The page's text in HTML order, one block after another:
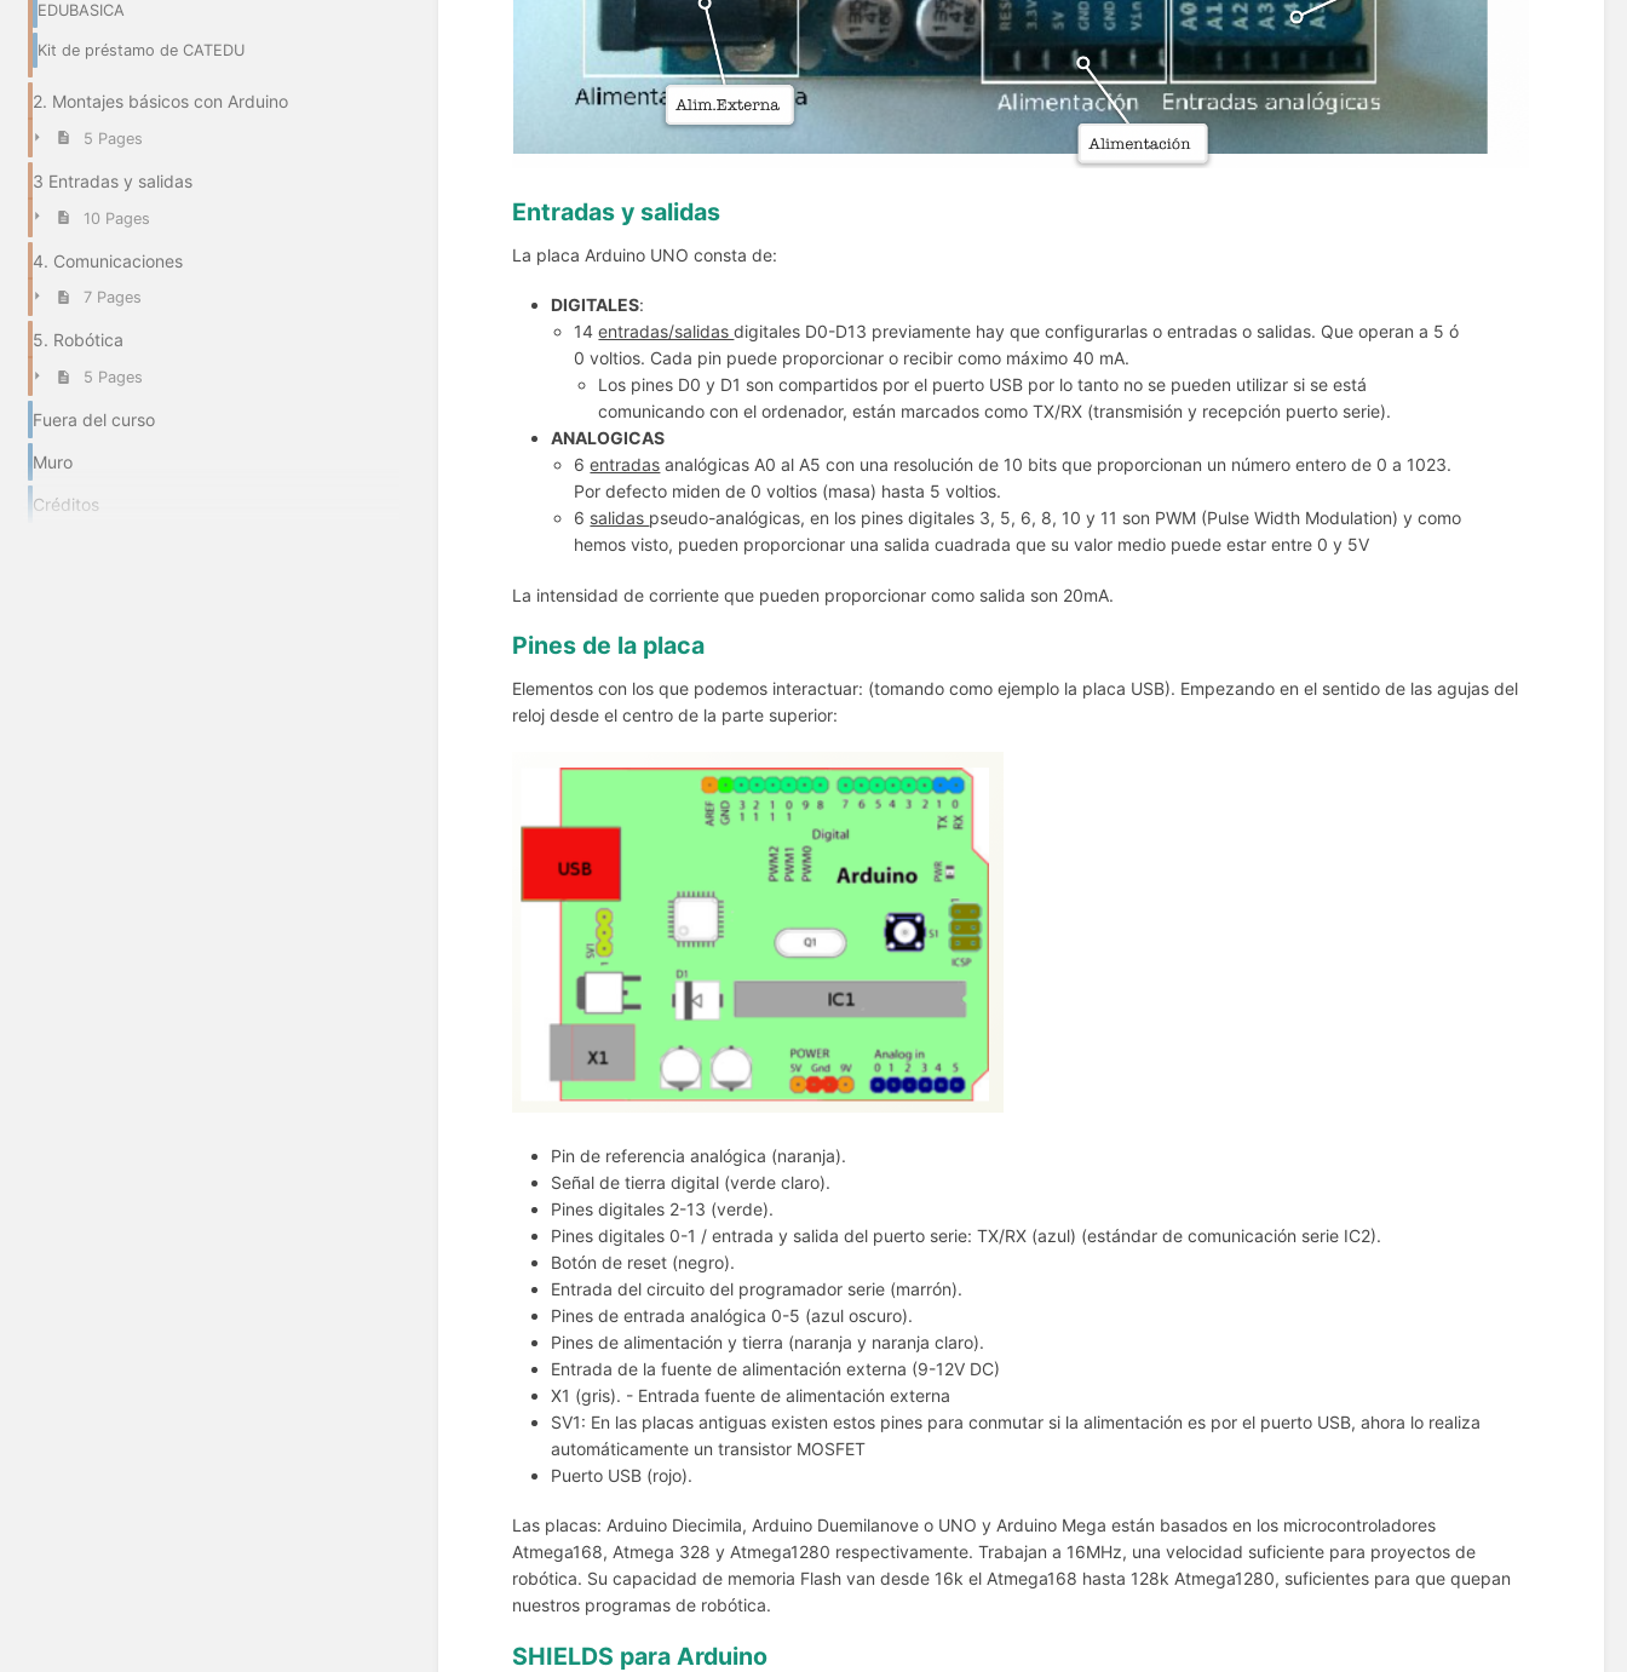
EDUBASICA
Kit de préstamo de CATEDU
2. Montajes básicos con Arduino
5 Pages
3 Entradas y salidas
10 Pages
4. Comunicaciones
7 Pages
5. Robótica
5 Pages
Fuera del curso
Muro
Créditos
Entradas y salidas
La placa Arduino UNO consta de:
DIGITALES:
14entradas/salidasdigitales D0-D13 previamente hay que configurarlas o entradas o salidas. Que operan a 5 ó
0 voltios. Cada pin puede proporcionar o recibir como máximo 40 mA.
Los pines D0 y D1 son compartidos por el puerto USB por lo tanto no se pueden utilizar si se está
comunicando con el ordenador, están marcados como TX/RX (transmisión y recepción puerto serie).
ANALOGICAS
6entradas analógicas A0 al A5 con una resolución de 10 bits que proporcionan un número entero de 0 a 1023.
Por defecto miden de 0 voltios (masa) hasta 5 voltios.
6 salidas pseudo-analógicas, en los pines digitales 3, 5, 6, 8, 10 y 11 son PWM (Pulse Width Modulation) y como
hemos visto, pueden proporcionar una salida cuadrada que su valor medio puede estar entre 0 y 5V
La intensidad de corriente que pueden proporcionar como salida son 20mA.
Pines de la placa
Elementos con los que podemos interactuar: (tomando como ejemplo la placa USB). Empezando en el sentido de las agujas del
reloj desde el centro de la parte superior:
Pin de referencia analógica (naranja).
Señal de tierra digital (verde claro).
Pines digitales 2-13 (verde).
Pines digitales 0-1 / entrada y salida del puerto serie: TX/RX (azul) (estándar de comunicación serie IC2).
Botón de reset (negro).
Entrada del circuito del programador serie (marrón).
Pines de entrada analógica 0-5 (azul oscuro).
Pines de alimentación y tierra (naranja y naranja claro).
Entrada de la fuente de alimentación externa (9-12V DC)
X1 (gris). - Entrada fuente de alimentación externa
SV1: En las placas antiguas existen estos pines para conmutar si la alimentación es por el puerto USB, ahora lo realiza
automáticamente un transistor MOSFET
Puerto USB (rojo).
Las placas: Arduino Diecimila, Arduino Duemilanove o UNO y Arduino Mega están basados en los microcontroladores
Atmega168, Atmega 328 y Atmega1280 respectivamente. Trabajan a 16MHz, una velocidad suficiente para proyectos de
robótica. Su capacidad de memoria Flash van desde 16k el Atmega168 hasta 128k Atmega1280, suficientes para que quepan
nuestros programas de robótica.
SHIELDS para Arduino